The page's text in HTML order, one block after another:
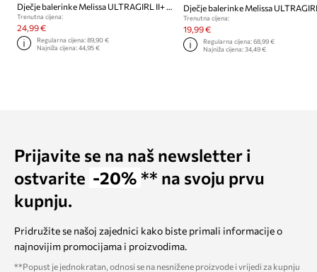
Dječje balerinke Melissa ULTRAGIRL II+ DISNEY
Trenutna cijena:
24,99 €
Regularna cijena:89,90 €
Najniža cijena:44,95 €
Dječje balerinke Melissa
Trenutna cijena:
19,99 €
Regularna cijena: 68,99 €
Najniža cijena: 34,49 €
Prijavite se na naš newsletter i
ostvarite -20% ** na svoju prvu
kupnju.
Pridružite se našoj zajednici kako biste primali informacije o
najnovijim promocijama i proizvodima.
**Popust je jednokratan, odnosi se na nesnižene proizvode i vrijedi za kupnju